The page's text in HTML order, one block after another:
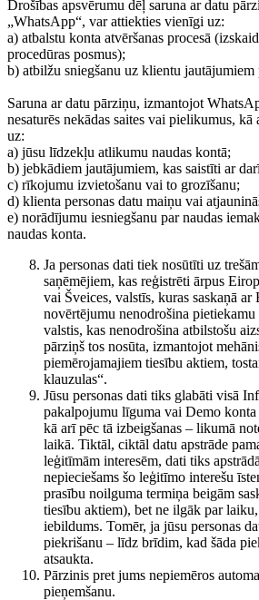
Drošības apsvērumu dēļ saruna ar datu
„WhatsApp“, var attiekties vienīgi uz:
a) atbalstu konta atvēršanas procesā
procedūras posmus);
b) atbilžu sniegšanu uz klientu
Saruna ar datu pārziņu, izmantojot
nesaturēs nekādas saites vai pielikumus, kā
uz:
a) jūsu līdzekļu atlikumu naudas kontā;
b) jebkādiem jautājumiem, kas saistīti ar
c) rīkojumu izvietošanu vai to grozīšanu;
d) klienta personas datu maiņu vai
e) norādījumu iesniegšanu par naudas
naudas konta.
Ja personas dati tiek nosūtīti uz
saņēmējiem, kas reģistrēti ārpus
vai Šveices, valstīs, kuras saskaņā
novērtējumu nenodrošina pietiekamu
valstis, kas nenodrošina atbilstošu
pārziņš tos nosūta, izmantojot
piemērojamajiem tiesību aktiem,
klauzulas“.
Jūsu personas dati tiks glabāti visā
pakalpojumu līguma vai Demo
kā arī pēc tā izbeigšanas – likumā
laikā. Tiktāl, ciktāl datu apstrāde
leģitīmām interesēm, dati tiks
nepieciešams šo leģitīmo interešu
prasību noilguma termiņa beigām
tiesību aktiem), bet ne ilgāk par
iebildums. Tomēr, ja jūsu personas
piekrišanu – līdz brīdim, kad šāda
atsaukta.
Pārzinis pret jums nepiemēros
pieņemšanu.